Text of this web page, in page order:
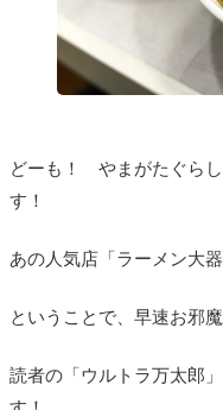
どーも！ やまがたぐら
す！
あの人気店「ラーメン大
ということで、早速お邪
読者の「ウルトラ万太郎